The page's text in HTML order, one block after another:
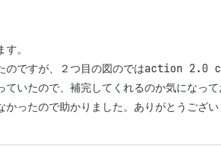
。
たのですが、２つ目の図のではaction
たので、補完してくれるのか気になって
かったので助かりました。ありがとうござ